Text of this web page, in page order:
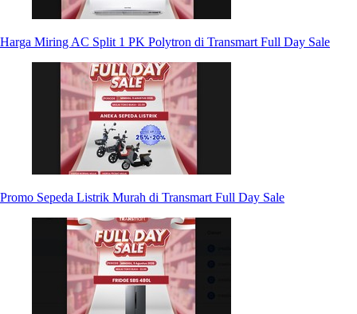
Harga Miring AC Split 1 PK Polytron di Transmart Full Day Sale
Promo Sepeda Listrik Murah di Transmart Full Day Sale